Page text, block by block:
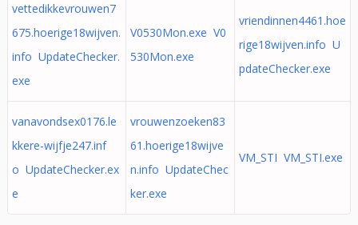
vettedikkevrouwen7
675.hoerige18wijven.
info UpdateChecker.
exe
V0530Mon.exe V0
530Mon.exe
vriendinnen4461.hoe
rige18wijven.info U
pdateChecker.exe
vanavondsex0176.le
kkere-wijfje247.inf
o UpdateChecker.ex
e
vrouwenzoeken83
61.hoerige18wijve
n.info UpdateChec
ker.exe
VM_STI VM_STI.exe